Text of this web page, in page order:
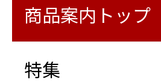
商品案内トップ
特集